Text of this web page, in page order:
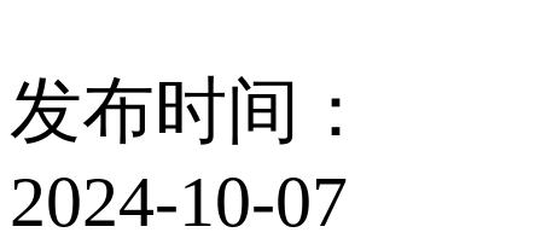
发布时间：
2024-10-07